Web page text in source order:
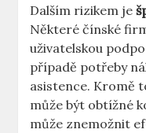
Dalším rizikem je
Některé čínské
uživatelskou
případě potřeby
asistence. Kromě
může být obtížné
může znemožnit